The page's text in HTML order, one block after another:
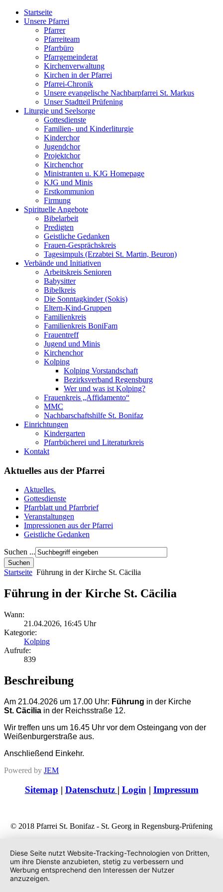
Startseite
Unsere Pfarrei
Pfarrer
Pfarreiteam
Pfarrbüro
Pfarrgemeinderat
Kirchenverwaltung
Kirchen in der Pfarrei
Pfarrei-Chronik
Unsere evangelische Nachbarpfarrei St. Markus
Unser Stadtteil Prüfening
Liturgie und Seelsorge
Gottesdienste
Familien- und Kinderliturgie
Kinderchor
Jugendchor
Projektchor
Kirchenchor
Ministranten u. KJG Homepage
KJG und Minis
Erstkommunion
Firmung
Spirituelle Angebote
Bibelarbeit
Predigten
Geistliche Gedanken
Frauen-Gesprächskreis
Tagesimpuls (Erzabtei St. Martin, Beuron)
Verbände und Initiativen
Arbeitskreis Senioren
Babysitter
Bibelkreis
Die Sonntagkinder (Sokis)
Eltern-Kind-Gruppen
Familienkreis
Familienkreis BoniFam
Frauentreff
Jugend und Minis
Kirchenchor
Kolping
Kolping Vorstandschaft
Bezirksverband Regensburg
Wer und was ist Kolping?
Frauenkreis „Affidamento“
MMC
Nachbarschaftshilfe St. Bonifaz
Einrichtungen
Kindergarten
Pfarrbücherei und Literaturkreis
Kontakt
Aktuelles aus der Pfarrei
Aktuelles.
Gottesdienste
Pfarrblatt und Pfarrbrief
Veranstaltungen
Impressionen aus der Pfarrei
Geistliche Gedanken
Suchen ...
Startseite Führung in der Kirche St. Cäcilia
Führung in der Kirche St. Cäcilia
Wann:
21.04.2026, 16:45 Uhr
Kategorie:
Kolping
Aufrufe:
839
Beschreibung
Am 21.04.2026 um 17.00 Uhr: Führung in der Kirche
St. Cäcilia in der Reichsstraße 12.
Wir treffen uns um 16.45 Uhr vor dem Osteingang von der
Weißenburgerstraße aus.
Anschließend Einkehr.
Powered by JEM
Sitemap | Datenschutz | Login | Impressum
© 2018 Pfarrei St. Bonifaz - St. Georg in Regensburg-Prüfening
Diese Seite nutzt Website-Tracking-Technologien von Dritten,
um ihre Dienste anzubieten, stetig zu verbessern und
Werbung entsprechend den Interessen der Nutzer
anzuzeigen.